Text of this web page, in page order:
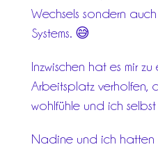
Wechsels sondern
Systems. 😅
Inzwischen hat es mir
Arbeitsplatz verholfen,
wohlfühle und ich selbst
Nadine und ich hatten